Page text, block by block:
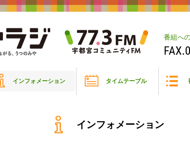
インフォメーション タイムテーブル
番組へ
インフォメーション